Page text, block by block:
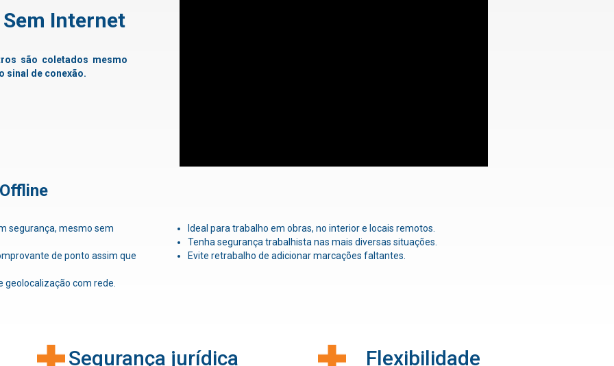
Internet
são coletados mesmo
sinal de conexão.
segurança, mesmo sem
de ponto assim que
com rede.
Ideal para trabalho em obras, no interior e locais remotos.
Tenha segurança trabalhista nas mais diversas situações.
Evite retrabalho de adicionar marcações faltantes.
Segurança jurídica Flexibilidade